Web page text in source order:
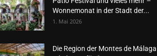
Wonnemonat in der Stadt der...
1. Mai 2026
Die Region der Montes de Málaga